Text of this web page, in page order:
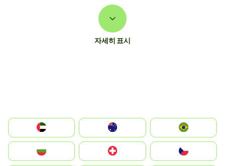
자세히 표시
الإمارات العربية المتحدة
Switzerland